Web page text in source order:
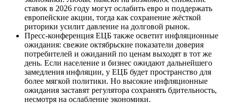
ставок в 2026 году могут ослабить евро и поддержать
европейские акции, тогда как сохранение жёсткой
риторики усилит давление на долговой рынок.
Пресс-конференция ЕЦБ также осветит инфляционные
ожидания: свежие октябрьские показатели доверия
потребителей и ожиданий по ценам выходят в тот же
день. Если население и бизнес ожидают дальнейшего
замедления инфляции, у ЕЦБ будет пространство для
более мягкой политики. Но высокие инфляционные
ожидания заставят регулятора сохранять бдительность,
несмотря на ослабление экономики.